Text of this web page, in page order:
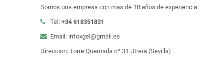
Somos una empresa con mas de 10 años de experiencia
Tel: +34 618351831
Email: infoxgel@gmail.es
Direccion: Torre Quemada nº 31 Utrera (Sevilla)